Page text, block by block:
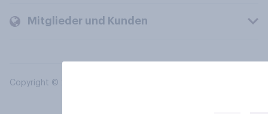
Mitglieder und Kunden
Copyright © 2026 YouGov PLC. Alle Rechte vorbehalten.